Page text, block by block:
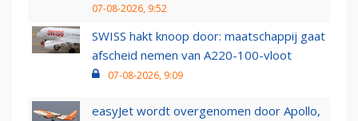
07-08-2026, 9:52
SWISS hakt knoop door: maatschappij gaat
afscheid nemen van A220-100-vloot
07-08-2026, 9:09
easyJet wordt overgenomen door Apollo,